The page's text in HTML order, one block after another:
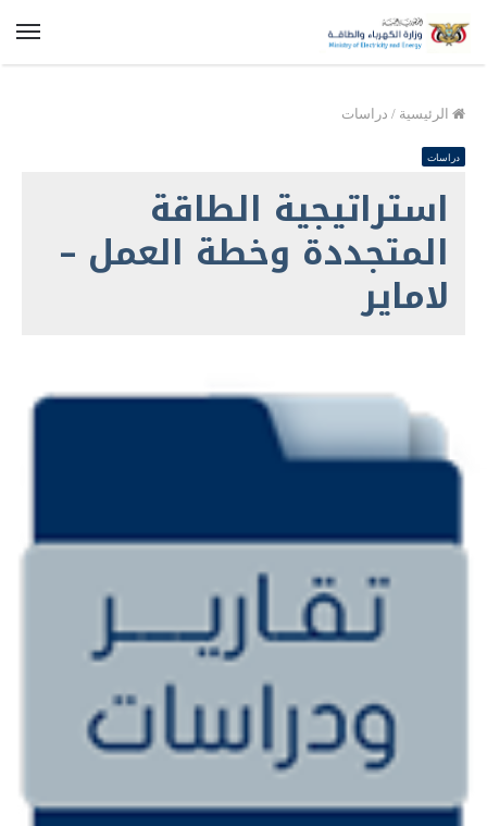
الرئيسية / دراسات
دراسات
استراتيجية الطاقة
المتجددة وخطة العمل –
لاماير